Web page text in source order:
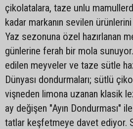
çikolatalara, taze unlu
kadar markanın sevilen
Yaz sezonuna özel hazırlanan
günlerine ferah bir mola
edilen meyveler ve taze sütle
Dünyası dondurmaları; sütlü
vişneden limona uzanan klasik
ay değişen "Ayın Dondurması"
tatlar keşfetmeye davet ediyor.